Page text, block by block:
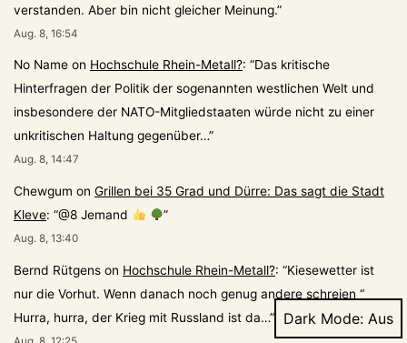
verstanden. Aber bin nicht gleicher Meinung.”
Aug. 8, 16:54
No Name on Hochschule Rhein-Metall?: “Das kritische
Hinterfragen der Politik der sogenannten westlichen Welt und
insbesondere der NATO-Mitgliedstaaten würde nicht zu einer
unkritischen Haltung gegenüber…”
Aug. 8, 14:47
Chewgum on Grillen bei 35 Grad und Dürre: Das sagt die Stadt
Kleve: “@8 Jemand ”
Aug. 8, 13:40
Bernd Rütgens on Hochschule Rhein-Metall?: “Kiesewetter ist
nur die Vorhut. Wenn danach noch genug andere schreien “
Hurra, hurra, der Krieg mit Russland ist da…” Dark Mode: